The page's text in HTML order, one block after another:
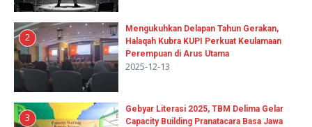
2
Mengukuhkan Delapan Tahun Gerakan,
Halaqah Kubra KUPI Perkuat Keulamaan
Perempuan di Arus Utama
2025-12-13
3
Gebyar Literasi 2025, TBM Delima Gelar
Capacity Building Pranatacara Basa Jawa